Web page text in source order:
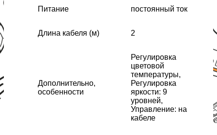
Питание постоянный ток
Длина кабеля (м) 2
Дополнительно,
особенности
Регулировка
цветовой
температуры,
Регулировка
яркости: 9
уровней,
Управление: на
кабеле